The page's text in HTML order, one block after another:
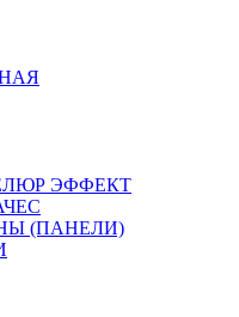
ЭФФЕКТ
(ПАНЕЛИ)